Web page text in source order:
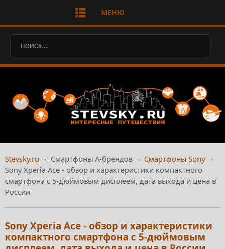
МЕНЮ
Stevsky.ru Смартфоны А-брендов
Смартфоны Sony
Sony Xperia Ace - обзор и характеристики компактного
смартфона с 5-дюймовым дисплеем, дата выхода и цена в
России
Sony Xperia Ace - обзор и характеристики
компактного смартфона с 5-дюймовым